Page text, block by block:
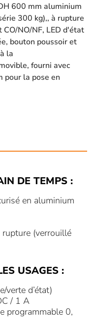
600 mm aluminium
300 kg),, à rupture
NO/NF, LED d'état
bouton poussoir et
la
fourni avec
pour la pose en
DE TEMPS :
en aluminium
(verrouillé
USAGES :
verte d’état)
/ 1 A
programmable 0,